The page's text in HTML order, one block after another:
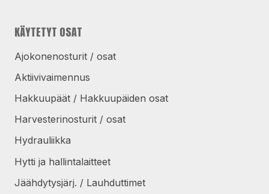
KÄYTETYT OSAT
Ajokonenosturit / osat
Aktiivivaimennus
Hakkuupäät / Hakkuupäiden osat
Harvesterinosturit / osat
Hydrauliikka
Hytti ja hallintalaitteet
Jäähdytysjärj. / Lauhduttimet